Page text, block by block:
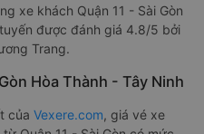
xe khách Quận 11 - Sài Gòn
được đánh giá 4.8/5 bởi
Trang.
Hòa Thành - Tây Ninh
của Vexere.com, giá vé xe